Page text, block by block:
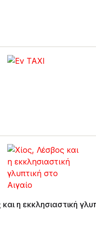
η εκκλησιαστική